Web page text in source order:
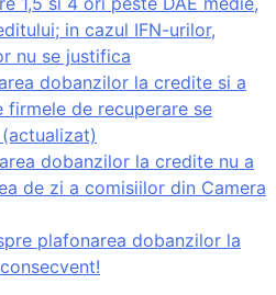
in cazul IFN-urilor,
nu se justifica
dobanzilor la credite si a
de recuperare se
dobanzilor la credite nu a
de zi a comisiilor din Camera
plafonarea dobanzilor la